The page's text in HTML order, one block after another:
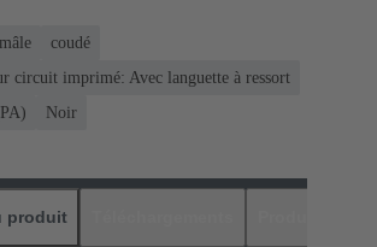
coudé
circuit imprimé: Avec languette à ressort
Noir
produit